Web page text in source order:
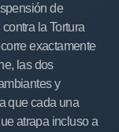
de
la Tortura
exactamente
las dos
y
que cada una
atrapa incluso a